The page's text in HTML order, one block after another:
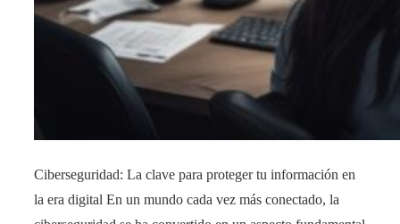
Ciberseguridad: La clave para proteger tu información en
la era digital En un mundo cada vez más conectado, la